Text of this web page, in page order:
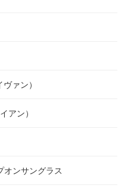
ァン）
アン）
オンサングラス